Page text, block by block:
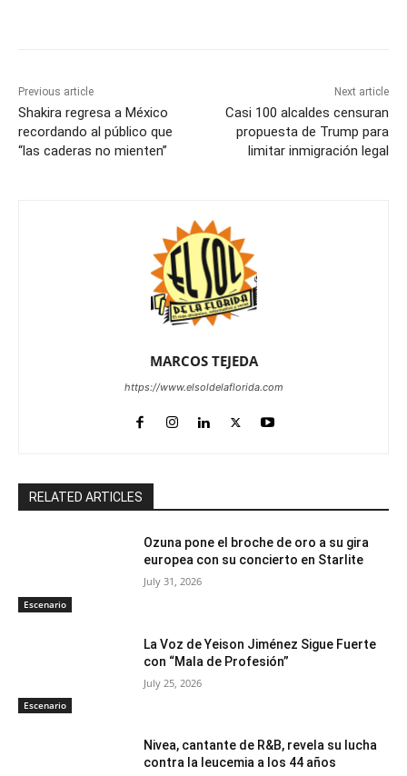
Previous article
Shakira regresa a México
recordando al público que
“las caderas no mienten”
Next article
Casi 100 alcaldes censuran
propuesta de Trump para
limitar inmigración legal
MARCOS TEJEDA
https://www.elsoldelaflorida.com
RELATED ARTICLES
Escenario
Ozuna pone el broche de oro a su gira
europea con su concierto en Starlite
July 31, 2026
Escenario
La Voz de Yeison Jiménez Sigue Fuerte
con “Mala de Profesión”
July 25, 2026
Nivea, cantante de R&B, revela su lucha
contra la leucemia a los 44 años